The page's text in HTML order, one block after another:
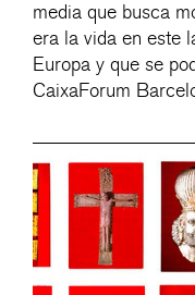
media que busca
era la vida en este
Europa y que se
CaixaForum